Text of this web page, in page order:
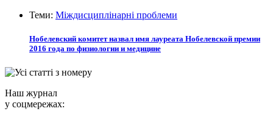
Теми: Міждисциплінарні проблеми
Нобелевский комитет назвал имя лауреата Нобелевской премии
2016 года по физиологии и медицине
Наш журнал
у соцмережах: